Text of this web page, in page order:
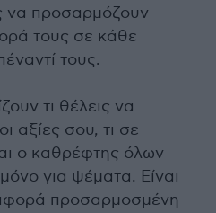
να προσαρμόζουν
τους σε κάθε
τους.
τι θέλεις να
αξίες σου, τι σε
ο καθρέφτης όλων
για ψέματα. Είναι
προσαρμοσμένη